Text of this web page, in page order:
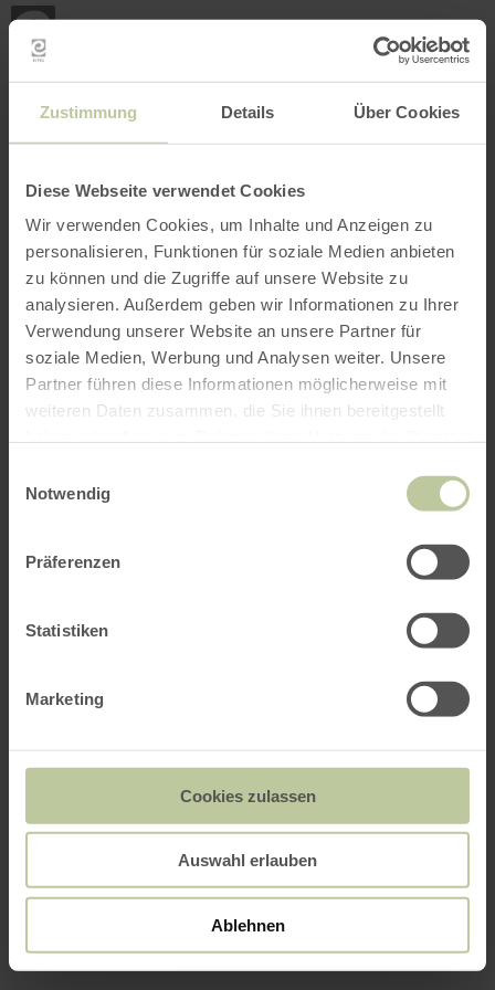
Zustimmung Details Über Cookies
Diese Webseite verwendet Cookies
Wir verwenden Cookies, um Inhalte und Anzeigen zu
personalisieren, Funktionen für soziale Medien anbieten
zu können und die Zugriffe auf unsere Website zu
analysieren. Außerdem geben wir Informationen zu Ihrer
Verwendung unserer Website an unsere Partner für
soziale Medien, Werbung und Analysen weiter. Unsere
Partner führen diese Informationen möglicherweise mit
weiteren Daten zusammen, die Sie ihnen bereitgestellt
Notwendig
Präferenzen
Statistiken
Marketing
Cookies zulassen
Auswahl erlauben
Ablehnen
INTERACTIVE MAP
my
Open filter